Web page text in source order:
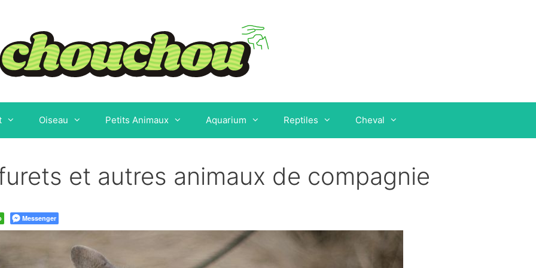
Oiseau Petits Animaux Aquarium Reptiles Cheval
et autres animaux de compagnie
Messenger